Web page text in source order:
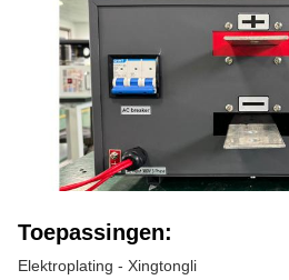
Toepassingen:
Elektroplating - Xingtongli